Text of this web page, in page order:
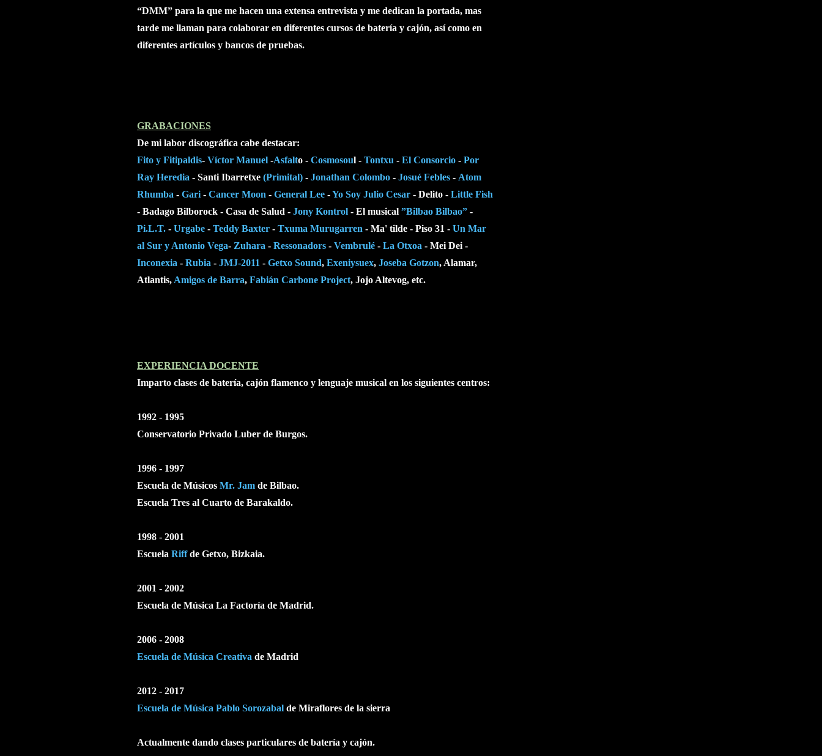
“DMM” para la que me hacen una extensa entrevista y me dedican la portada, mas
tarde me llaman para colaborar en diferentes cursos de batería y cajón, así como en
diferentes artículos y bancos de pruebas.
GRABACIONES
De mi labor discográfica cabe destacar:
Fito y Fitipaldis- Víctor Manuel -Asfalto - Cosmosoul - Tontxu - El Consorcio - Por
Ray Heredia - Santi Ibarretxe (Primital) - Jonathan Colombo - Josué Febles - Atom
Rhumba - Gari - Cancer Moon - General Lee -Yo Soy Julio Cesar - Delito - Little Fish
- Badago Bilborock - Casa de Salud - Jony Kontrol - El musical ”Bilbao Bilbao” -
Pi.L.T. - Urgabe - Teddy Baxter - Txuma Murugarren - Ma' tilde - Piso 31 - Un Mar
al Sur y Antonio Vega- Zuhara - Ressonadors - Vembrulé - La Otxoa - Mei Dei -
Inconexia - Rubia - JMJ-2011 - Getxo Sound, Exeniysuex, Joseba Gotzon, Alamar,
Atlantis, Amigos de Barra, Fabián Carbone Project, Jojo Altevog, etc.
EXPERIENCIA DOCENTE
Imparto clases de batería, cajón flamenco y lenguaje musical en los siguientes centros:
1992 - 1995
Conservatorio Privado Luber de Burgos.
1996 - 1997
Escuela de Músicos Mr. Jam de Bilbao.
Escuela Tres al Cuarto de Barakaldo.
1998 - 2001
Escuela Riffde Getxo, Bizkaia.
2001 - 2002
Escuela de Música La Factoría de Madrid.
2006 - 2008
Escuela de Música Creativa de Madrid
2012 - 2017
Escuela de Música Pablo Sorozabal de Miraflores de la sierra
Actualmente dando clases particulares de batería y cajón.